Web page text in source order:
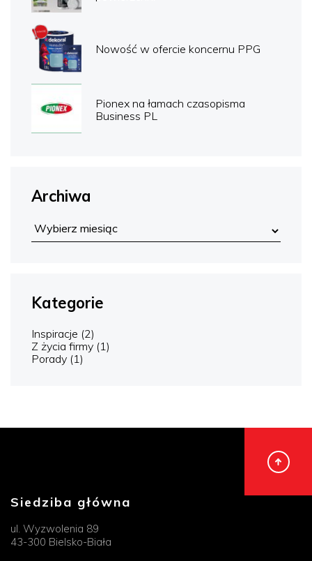
Nowość w ofercie koncernu PPG
Pionex na łamach czasopisma
Business PL
Archiwa
Kategorie
Inspiracje (2)
Z życia firmy (1)
Porady (1)
Siedziba główna
ul. Wyzwolenia 89
43-300 Bielsko-Biała